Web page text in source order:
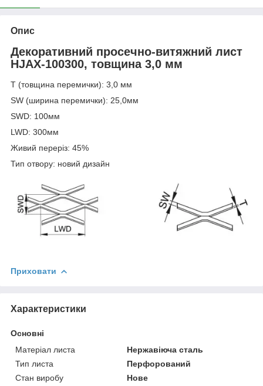
Опис
Декоративний просечно-витяжний лист
HJAX-100300, товщина 3,0 мм
T (товщина перемички): 3,0 мм
SW (ширина перемички): 25,0мм
SWD: 100мм
LWD: 300мм
Живий переріз: 45%
Тип отвору: новий дизайн
Приховати
Характеристики
Основні
Матеріал листа
Нержавіюча сталь
Тип листа
Перфорований
Стан виробу
Нове